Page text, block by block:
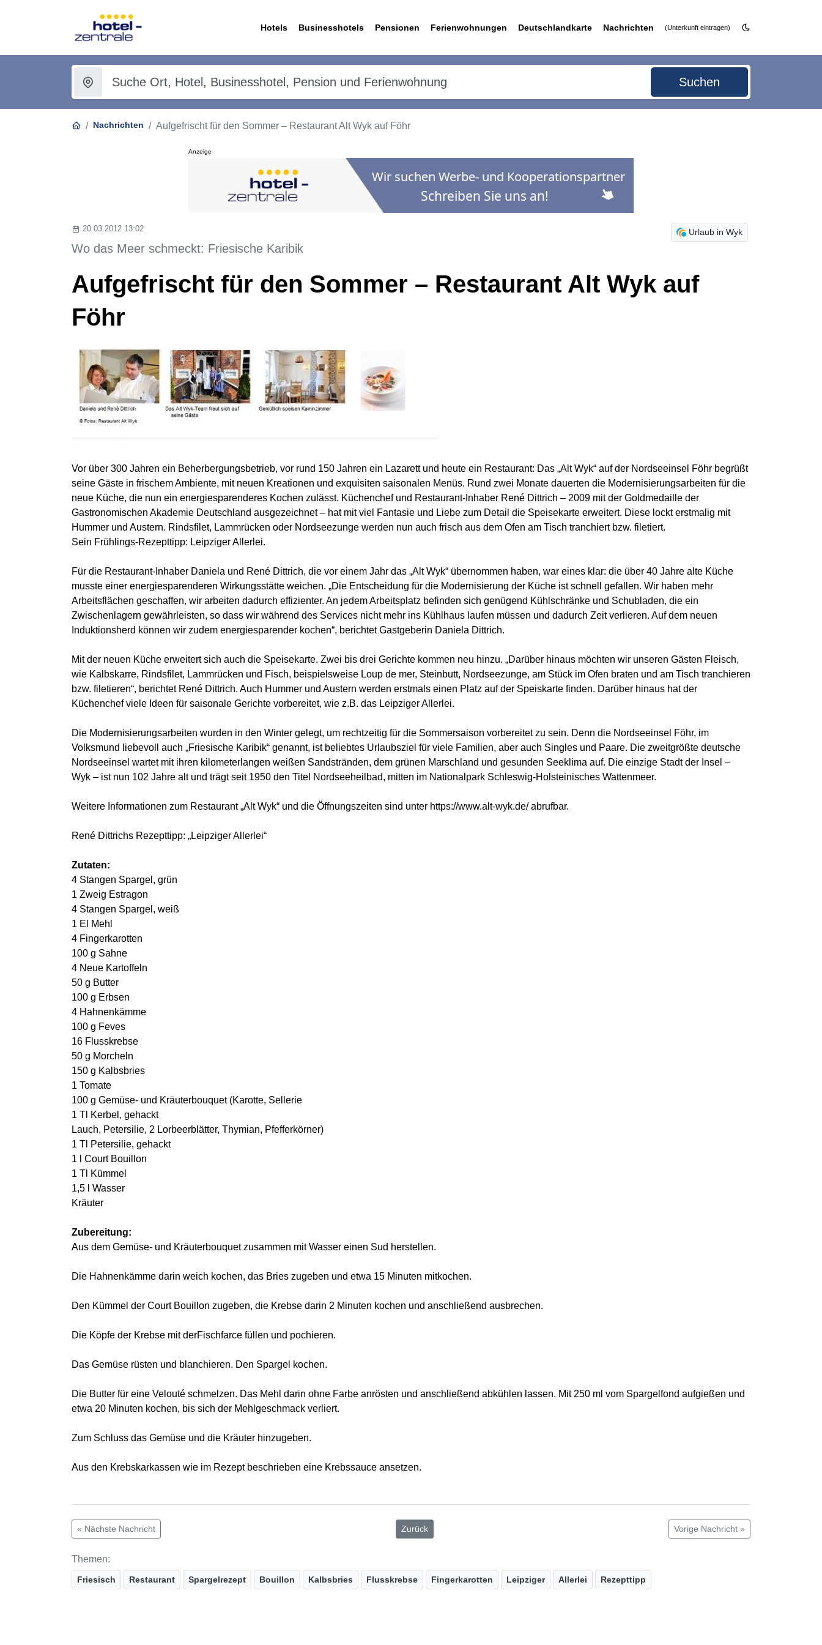
Hotels Businesshotels Pensionen Ferienwohnungen Deutschlandkarte Nachrichten (Unterkunft eintragen)
Suchen
Nachrichten Aufgefrischt für den Sommer – Restaurant Alt Wyk auf Föhr
Anzeige
Urlaub in Wyk
20.03.2012 13:02
Wo das Meer schmeckt: Friesische Karibik
Aufgefrischt für den Sommer – Restaurant Alt Wyk auf
Föhr
Vor über 300 Jahren ein Beherbergungsbetrieb, vor rund 150 Jahren ein Lazarett und heute ein Restaurant: Das „Alt Wyk“ auf der Nordseeinsel Föhr begrüßt
seine Gäste in frischem Ambiente, mit neuen Kreationen und exquisiten saisonalen Menüs. Rund zwei Monate dauerten die Modernisierungsarbeiten für die
neue Küche, die nun ein energiesparenderes Kochen zulässt. Küchenchef und Restaurant-Inhaber René Dittrich – 2009 mit der Goldmedaille der
Gastronomischen Akademie Deutschland ausgezeichnet – hat mit viel Fantasie und Liebe zum Detail die Speisekarte erweitert. Diese lockt erstmalig mit
Hummer und Austern. Rindsfilet, Lammrücken oder Nordseezunge werden nun auch frisch aus dem Ofen am Tisch tranchiert bzw. filetiert.
Sein Frühlings-Rezepttipp: Leipziger Allerlei.
Für die Restaurant-Inhaber Daniela und René Dittrich, die vor einem Jahr das „Alt Wyk“ übernommen haben, war eines klar: die über 40 Jahre alte Küche
musste einer energiesparenderen Wirkungsstätte weichen. „Die Entscheidung für die Modernisierung der Küche ist schnell gefallen. Wir haben mehr
Arbeitsflächen geschaffen, wir arbeiten dadurch effizienter. An jedem Arbeitsplatz befinden sich genügend Kühlschränke und Schubladen, die ein
Zwischenlagern gewährleisten, so dass wir während des Services nicht mehr ins Kühlhaus laufen müssen und dadurch Zeit verlieren. Auf dem neuen
Induktionsherd können wir zudem energiesparender kochen“, berichtet Gastgeberin Daniela Dittrich.
Mit der neuen Küche erweitert sich auch die Speisekarte. Zwei bis drei Gerichte kommen neu hinzu. „Darüber hinaus möchten wir unseren Gästen Fleisch,
wie Kalbskarre, Rindsfilet, Lammrücken und Fisch, beispielsweise Loup de mer, Steinbutt, Nordseezunge, am Stück im Ofen braten und am Tisch tranchieren
bzw. filetieren“, berichtet René Dittrich. Auch Hummer und Austern werden erstmals einen Platz auf der Speiskarte finden. Darüber hinaus hat der
Küchenchef viele Ideen für saisonale Gerichte vorbereitet, wie z.B. das Leipziger Allerlei.
Die Modernisierungsarbeiten wurden in den Winter gelegt, um rechtzeitig für die Sommersaison vorbereitet zu sein. Denn die Nordseeinsel Föhr, im
Volksmund liebevoll auch „Friesische Karibik“ genannt, ist beliebtes Urlaubsziel für viele Familien, aber auch Singles und Paare. Die zweitgrößte deutsche
Nordseeinsel wartet mit ihren kilometerlangen weißen Sandstränden, dem grünen Marschland und gesunden Seeklima auf. Die einzige Stadt der Insel –
Wyk – ist nun 102 Jahre alt und trägt seit 1950 den Titel Nordseeheilbad, mitten im Nationalpark Schleswig-Holsteinisches Wattenmeer.
Weitere Informationen zum Restaurant „Alt Wyk“ und die Öffnungszeiten sind unter https://www.alt-wyk.de/ abrufbar.
René Dittrichs Rezepttipp: „Leipziger Allerlei“
Zutaten:
4 Stangen Spargel, grün
1 Zweig Estragon
4 Stangen Spargel, weiß
1 El Mehl
4 Fingerkarotten
100 g Sahne
4 Neue Kartoffeln
50 g Butter
100 g Erbsen
4 Hahnenkämme
100 g Feves
16 Flusskrebse
50 g Morcheln
150 g Kalbsbries
1 Tomate
100 g Gemüse- und Kräuterbouquet (Karotte, Sellerie
1 Tl Kerbel, gehackt
Lauch, Petersilie, 2 Lorbeerblätter, Thymian, Pfefferkörner)
1 Tl Petersilie, gehackt
1 l Court Bouillon
1 Tl Kümmel
1,5 l Wasser
Kräuter
Zubereitung:
Aus dem Gemüse- und Kräuterbouquet zusammen mit Wasser einen Sud herstellen.
Die Hahnenkämme darin weich kochen, das Bries zugeben und etwa 15 Minuten mitkochen.
Den Kümmel der Court Bouillon zugeben, die Krebse darin 2 Minuten kochen und anschließend ausbrechen.
Die Köpfe der Krebse mit derFischfarce füllen und pochieren.
Das Gemüse rüsten und blanchieren. Den Spargel kochen.
Die Butter für eine Velouté schmelzen. Das Mehl darin ohne Farbe anrösten und anschließend abkühlen lassen. Mit 250 ml vom Spargelfond aufgießen und
etwa 20 Minuten kochen, bis sich der Mehlgeschmack verliert.
Zum Schluss das Gemüse und die Kräuter hinzugeben.
Aus den Krebskarkassen wie im Rezept beschrieben eine Krebssauce ansetzen.
« Nächste Nachricht Zurück Vorige Nachricht »
Themen:
Friesisch Restaurant Spargelrezept Bouillon Kalbsbries Flusskrebse Fingerkarotten Leipziger Allerlei Rezepttipp